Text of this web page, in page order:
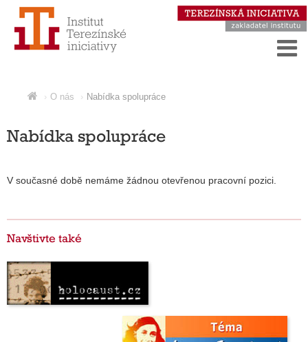
O nás Nabídka spolupráce
Nabídka spolupráce
V současné době nemáme žádnou otevřenou pracovní pozici.
Navštivte také